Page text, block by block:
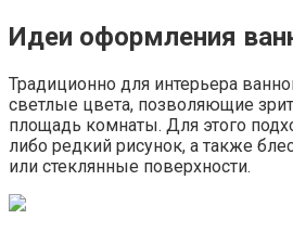
Идеи оформления
Традиционно для интерьера
светлые цвета, позволяющие
площадь комнаты. Для этого
либо редкий рисунок, а также
или стеклянные поверхности.